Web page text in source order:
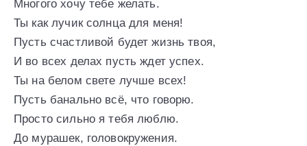
Многого хочу тебе желать.
Ты как лучик солнца для меня!
Пусть счастливой будет жизнь твоя,
И во всех делах пусть ждет успех.
Ты на белом свете лучше всех!
Пусть банально всё, что говорю.
Просто сильно я тебя люблю.
До мурашек, головокружения.